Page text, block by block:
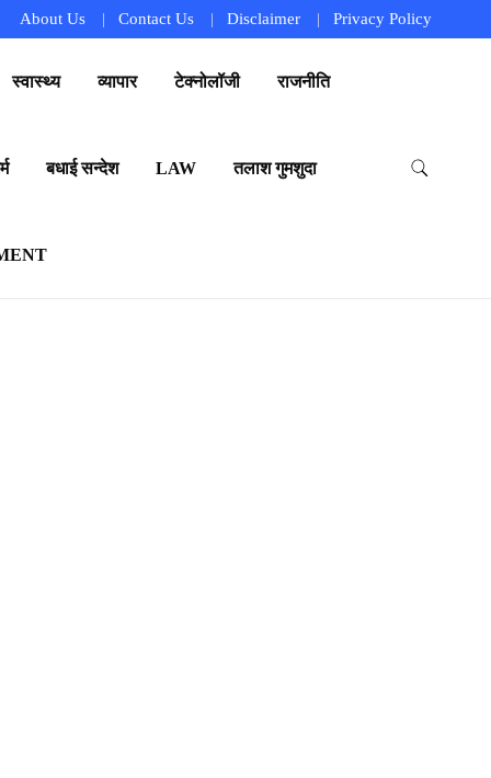
About Us Contact Us Disclaimer Privacy Policy
स्वास्थ्य व्यापार टेक्नोलॉजी राजनीति
बधाई सन्देश LAW तलाश गुमशुदा